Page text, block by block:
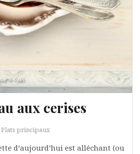
aux cerises
Plats principaux
d’aujourd’hui est alléchant (ou